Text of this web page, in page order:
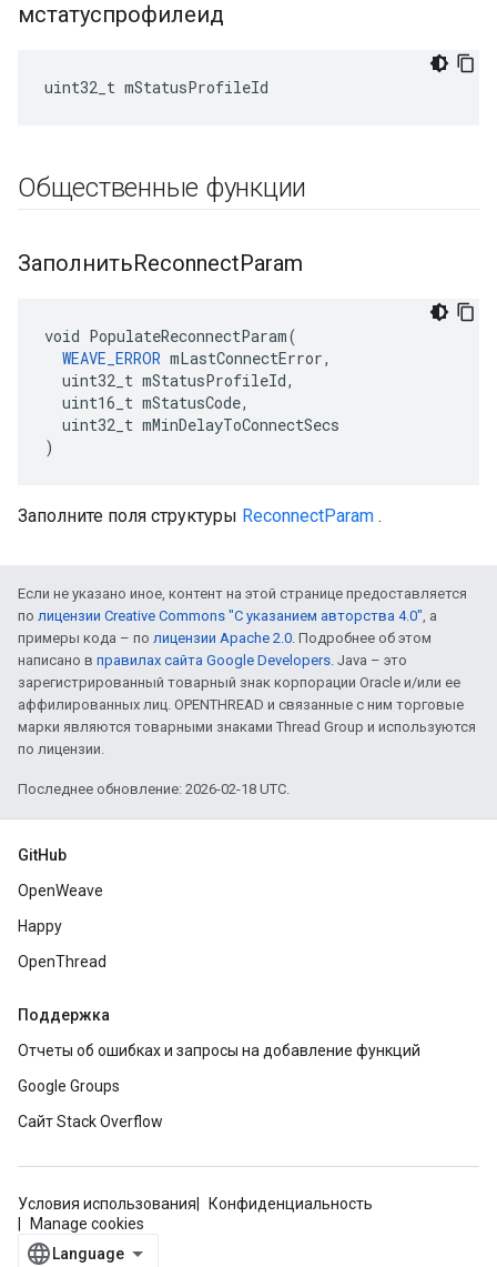
мстатуспрофилеид
uint32_t mStatusProfileId
Общественные функции
ЗаполнитьReconnectParam
void PopulateReconnectParam(
WEAVE_ERROR mLastConnectError,
  uint32_t mStatusProfileId,
  uint16_t mStatusCode,
  uint32_t mMinDelayToConnectSecs
)
Заполните поля структуры ReconnectParam .
Если не указано иное, контент на этой странице предоставляется
по лицензии Creative Commons "С указанием авторства 4.0", а
примеры кода – по лицензии Apache 2.0. Подробнее об этом
написано в правилах сайта Google Developers. Java – это
зарегистрированный товарный знак корпорации Oracle и/или ее
аффилированных лиц. OPENTHREAD и связанные с ним торговые
марки являются товарными знаками Thread Group и используются
по лицензии.
Последнее обновление: 2026-02-18 UTC.
GitHub
OpenWeave
Happy
OpenThread
Поддержка
Отчеты об ошибках и запросы на добавление функций
Google Groups
Сайт Stack Overflow
Условия использования
Конфиденциальность
Manage cookies